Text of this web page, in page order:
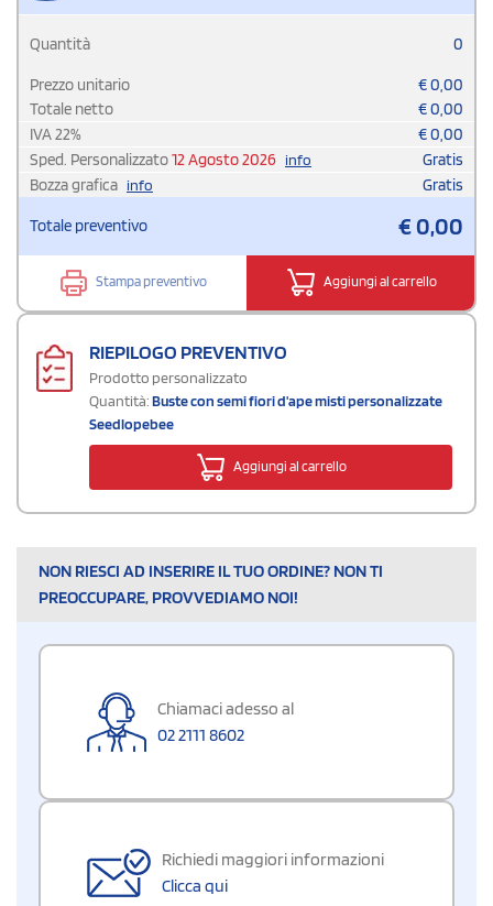
Quantità 0
Prezzo unitario €0,00
Totale netto
€0,00
IVA22% €0,00
Sped. Personalizzato12 Agosto 2026 info
Gratis
Bozza grafica info Gratis
Totale preventivo €0,00
Stampa preventivo Aggiungi al carrello
RIEPILOGO PREVENTIVO
Prodotto personalizzato
Quantità:Buste con semi fiori d'ape misti personalizzate
Seedlopebee
Aggiungi al carrello
NON RIESCI AD INSERIRE IL TUO ORDINE? NON TI
PREOCCUPARE, PROVVEDIAMO NOI!
Chiamaci adesso al
02 2111 8602
Richiedi maggiori informazioni
Clicca qui